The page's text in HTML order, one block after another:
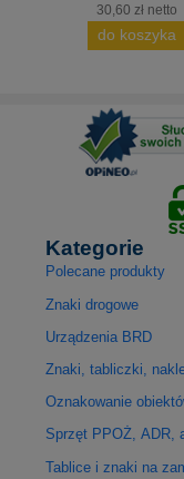
30,60 zł netto
do koszyka
Kategorie
Polecane produkty
Znaki drogowe
Urządzenia BRD
Znaki, tabliczki,
Oznakowanie
Sprzęt PPOŻ, ADR,
Tablice i znaki na